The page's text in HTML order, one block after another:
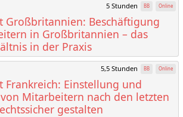
5 Stunden BB Online
Großbritannien: Beschäftigung
in Großbritannien – das
in der Praxis
5,5 Stunden BB Online
Frankreich: Einstellung und
Mitarbeitern nach den letzten
gestalten